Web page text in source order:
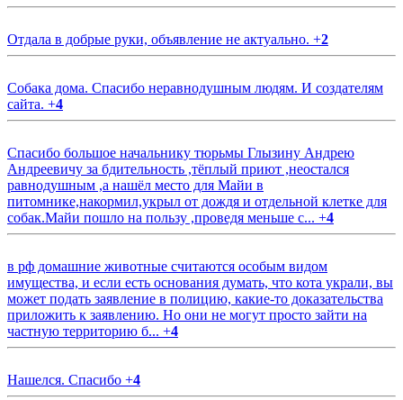
Отдала в добрые руки, объявление не актуально. +2
Собака дома. Спасибо неравнодушным людям. И создателям
сайта. +4
Спасибо большое начальнику тюрьмы Глызину Андрею
Андреевичу за бдительность ,тёплый приют ,неостался
равнодушным ,а нашёл место для Майи в
питомнике,накормил,укрыл от дождя и отдельной клетке для
собак.Майи пошло на пользу ,проведя меньше с... +4
в рф домашние животные считаются особым видом
имущества, и если есть основания думать, что кота украли, вы
может подать заявление в полицию, какие-то доказательства
приложить к заявлению. Но они не могут просто зайти на
частную территорию б... +4
Нашелся. Спасибо +4